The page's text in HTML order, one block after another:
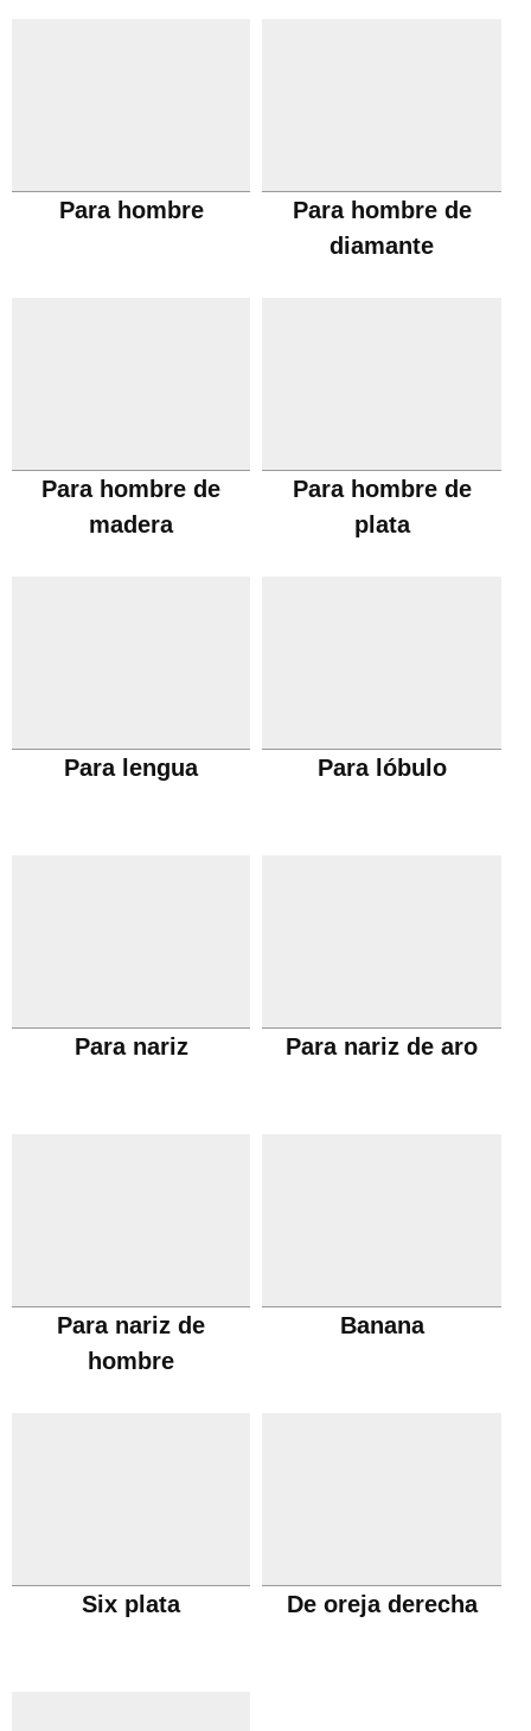
Para hombre
Para hombre de
diamante
Para hombre de
madera
Para hombre de
plata
Para lengua Para lóbulo
Para nariz Para nariz de aro
Para nariz de
hombre
Banana
Six plata De oreja derecha